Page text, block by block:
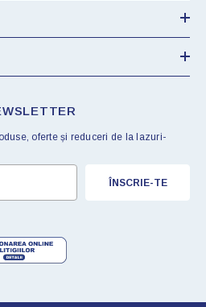
oferte și reduceri de la Iazuri-
ÎNSCRIE-TE